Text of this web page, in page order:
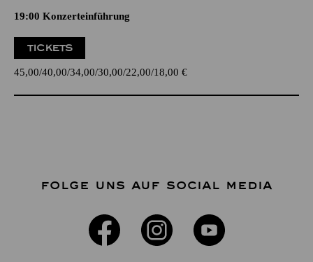
19:00 Konzerteinführung
TICKETS
45,00 40,00 34,00 30,00 22,00 18,00 €
FOLGE UNS AUF SOCIAL MEDIA